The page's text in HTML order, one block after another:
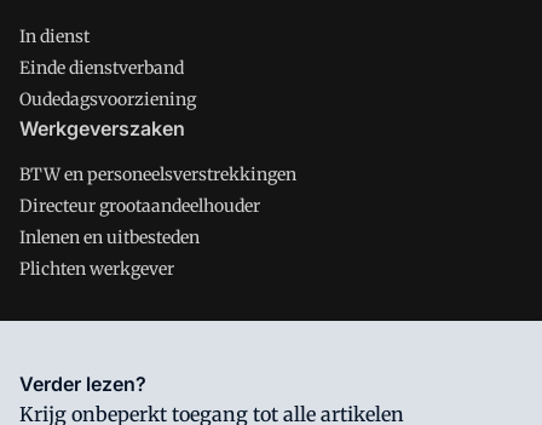
In dienst
Einde dienstverband
Oudedagsvoorziening
Werkgeverszaken
BTW en personeelsverstrekkingen
Directeur grootaandeelhouder
Inlenen en uitbesteden
Plichten werkgever
Salarisnet is onderdeel van VMN media. Lees in
waar VMN media voor staat. Op gebruik van deze site zijn de
Verder lezen?
Krijg onbeperkt toegang tot alle artikelen